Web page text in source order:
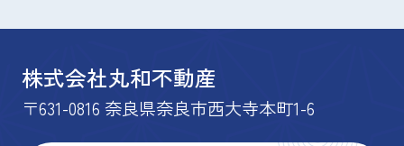
株式会社丸和不動産
〒631-0816 奈良県奈良市西大寺本町1-6